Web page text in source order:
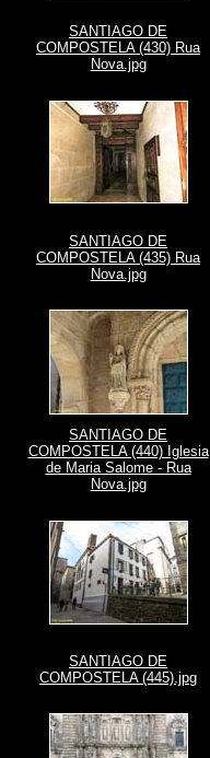
SANTIAGO DE
COMPOSTELA (430) Rua
Nova.jpg
SANTIAGO DE
COMPOSTELA (435) Rua
Nova.jpg
SANTIAGO DE
COMPOSTELA (440) Iglesia
de Maria Salome - Rua
Nova.jpg
SANTIAGO DE
COMPOSTELA (445).jpg